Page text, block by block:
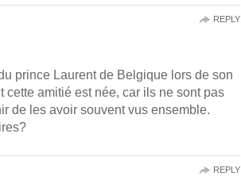
prince Laurent de Belgique lors de son
amitié est née, car ils ne sont pas
de les avoir souvent vus ensemble.
REPLY
REPLY